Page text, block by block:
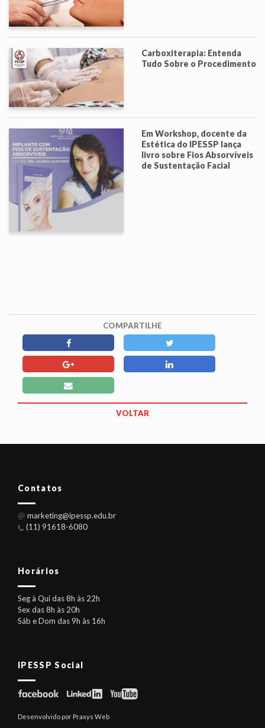
Carboxiterapia: Entenda
Tudo Sobre o Procedimento
Em Workshop, docente da
Estética do IPESSP lança
livro sobre Fios Absorvíveis
de Sustentação Facial
COMPARTILHE
VOLTAR
Contatos
marketing@ipessp.edu.br
(11) 91618-6080
Horários
Seg à Qui das 8h às 22h
Sex das 8h às 20h
Sáb e Dom das 9h às 16h
IPESSP Social
Desenvolvido por Praxys Web